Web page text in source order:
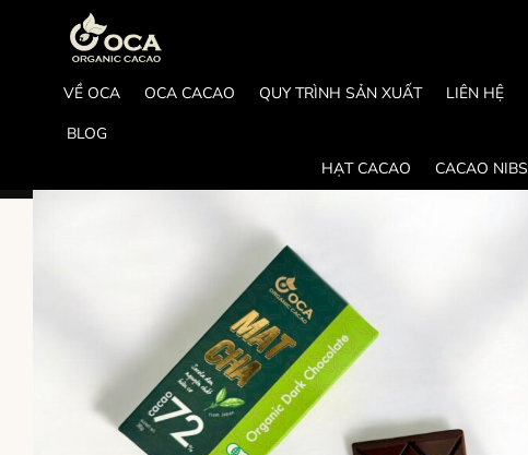
VỀ OCA OCA CACAO QUY TRÌNH SẢN XUẤT
LIÊN HỆ
BLOG
HẠT CACAO CACAO NIBS